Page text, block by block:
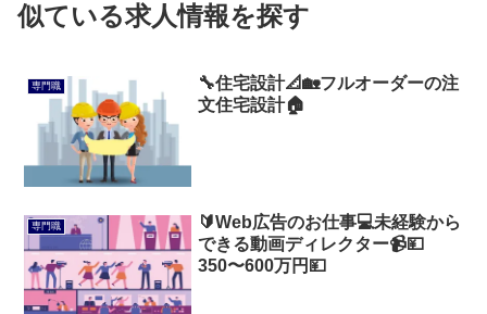
似ている求人情報を探す
専門職
🔧住宅設計📐🏡フルオーダーの注
文住宅設計🏠️
専門職
🔰Web広告のお仕事💻未経験から
できる動画ディレクター📹💴
350〜600万円💴